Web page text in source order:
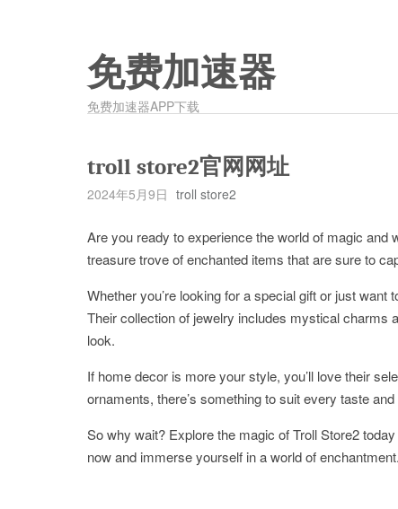
免费加速器
免费加速器APP下载
troll store2官网网址
2024年5月9日 troll store2
Are you ready to experience the world of magic and
treasure trove of enchanted items that are sure to
Whether you’re looking for a special gift or just
Their collection of jewelry includes mystical charms
look.
If home decor is more your style, you’ll love their
ornaments, there’s something to suit every taste
So why wait? Explore the magic of Troll Store2
now and immerse yourself in a world of